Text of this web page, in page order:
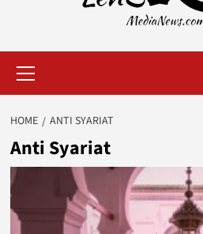
Menu
HOME ANTI SYARIAT
Anti Syariat